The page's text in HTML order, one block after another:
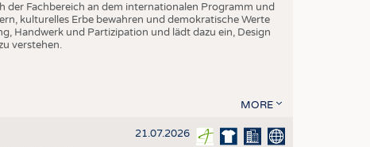
der Fachbereich an dem internationalen Programm und
kulturelles Erbe bewahren und demokratische Werte
Handwerk und Partizipation und lädt dazu ein, Design
verstehen.
MORE
21.07.2026